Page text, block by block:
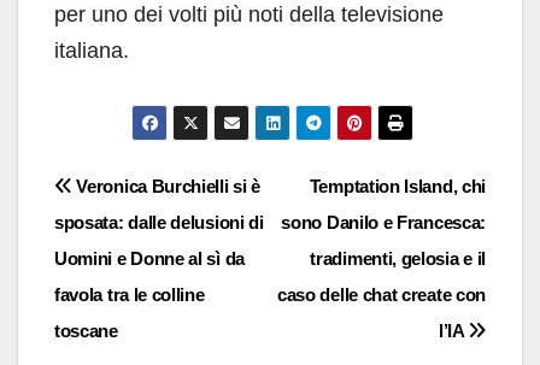
per uno dei volti più noti della televisione
italiana.
Navigazione
articoli
Temptation Island, chi
sono Danilo e Francesca:
tradimenti, gelosia e il
caso delle chat create con
l’IA
Veronica Burchielli si è
sposata: dalle delusioni di
Uomini e Donne al sì da
favola tra le colline
toscane